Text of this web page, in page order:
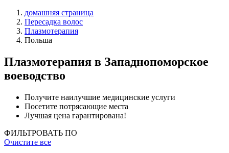
домашняя страница
Пересадка волос
Плазмотерапия
Польша
Плазмотерапия в Западнопоморское
воеводство
Получите наилучшие медицинские услуги
Посетите потрясающие места
Лучшая цена гарантирована!
ФИЛЬТРОВАТЬ ПО
Очистите все